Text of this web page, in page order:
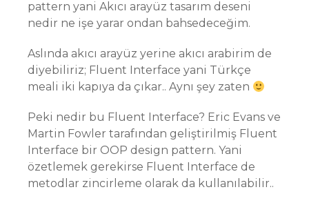
pattern yani Akıcı arayüz tasarım deseni
nedir ne işe yarar ondan bahsedeceğim.
Aslında akıcı arayüz yerine akıcı arabirim de
diyebiliriz; Fluent Interface yani Türkçe
meali iki kapıya da çıkar.. Aynı şey zaten
Peki nedir bu Fluent Interface? Eric Evans ve
Martin Fowler tarafından geliştirilmiş Fluent
Interface bir OOP design pattern. Yani
özetlemek gerekirse Fluent Interface de
metodlar zincirleme olarak da kullanılabilir..